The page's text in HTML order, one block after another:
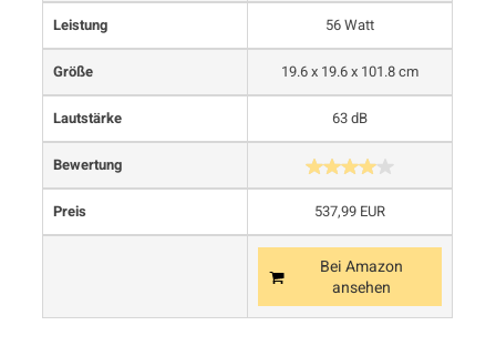
Leistung 56 Watt
Größe 19.6 x 19.6 x 101.8 cm
Lautstärke 63 dB
Bewertung
Preis 537,99 EUR
Bei Amazon
ansehen